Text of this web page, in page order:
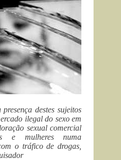
destes sujeitos
ilegal do sexo em
sexual comercial
e mulheres numa
o tráfico de drogas,